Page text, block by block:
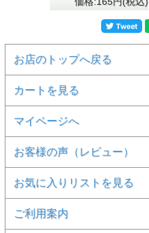
お店のトップへ戻る
カートを見る
マイページへ
お客様の声（レビュー）
お気に入りリストを見る
ご利用案内